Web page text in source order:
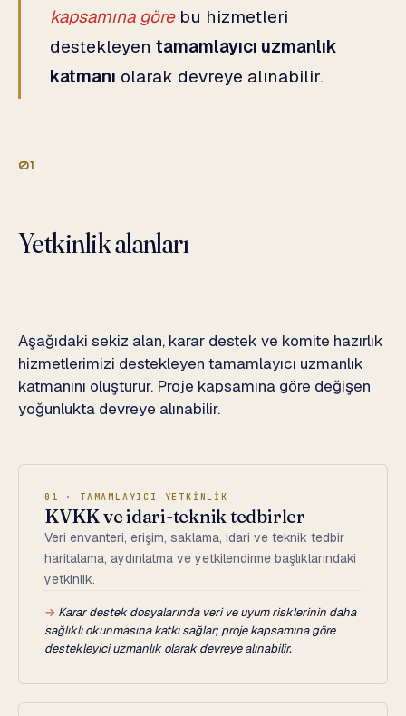
kapsamına görebu hizmetleri
destekleyen tamamlayıcı uzmanlık
katmanı olarak devreye alınabilir.
01
Yetkinlik alanları
Aşağıdaki sekiz alan, karar destek ve komite hazırlık
hizmetlerimizi destekleyen tamamlayıcı uzmanlık
katmanını oluşturur. Proje kapsamına göre değişen
yoğunlukta devreye alınabilir.
01 · TAMAMLAYICI YETKİNLİK
KVKK ve idari-teknik tedbirler
Veri envanteri, erişim, saklama, idari ve teknik tedbir
haritalama, aydınlatma ve yetkilendirme başlıklarındaki
yetkinlik.
→ Karar destek dosyalarında veri ve uyum risklerinin daha
sağlıklı okunmasına katkı sağlar; proje kapsamına göre
destekleyici uzmanlık olarak devreye alınabilir.